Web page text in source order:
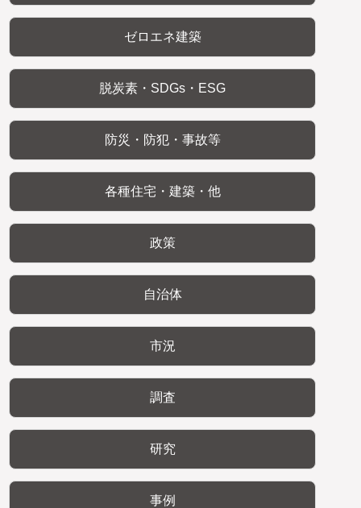
ゼロエネ建築
脱炭素・SDGs・ESG
防災・防犯・事故等
各種住宅・建築・他
政策
自治体
市況
調査
研究
事例